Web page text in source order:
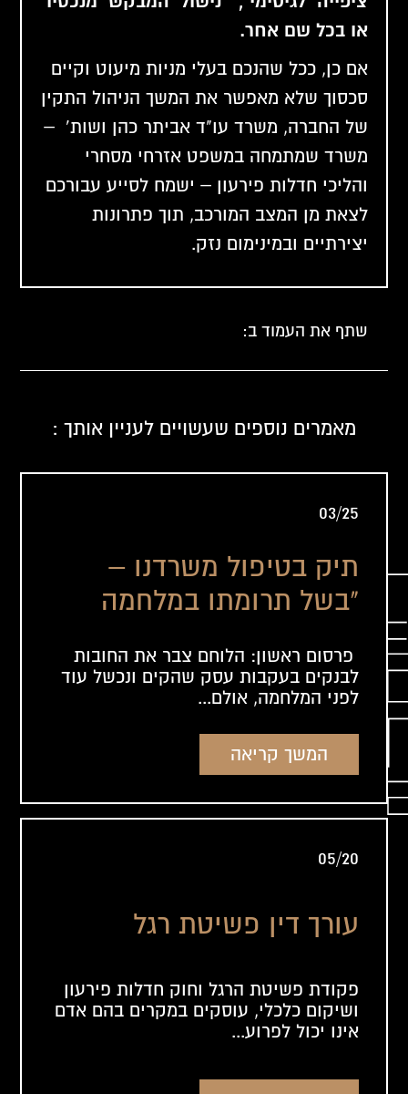
או בכל שם אחר.
אם כן, ככל שהנכם בעלי מניות מיעוט וקיים
סכסוך שלא מאפשר את המשך הניהול התקין
של החברה, משרד עו"ד אביתר כהן ושות' –
משרד שמתמחה במשפט אזרחי מסחרי
והליכי חדלות פירעון – ישמח לסייע עבורכם
לצאת מן המצב המורכב, תוך פתרונות
יצירתיים ובמינימום נזק.
שתף את העמוד ב:
מאמרים נוספים שעשויים לעניין אותך :
03/25
תיק בטיפול משרדנו –
"בשל תרומתו במלחמה
מחק ללוחם חוב של 2
מיליון שקל"
פרסום ראשון: הלוחם צבר את החובות
לבנקים בעקבות עסק שהקים ונכשל עוד
לפני המלחמה, אולם...
המשך קריאה
05/20
עורך דין פשיטת רגל
פקודת פשיטת הרגל וחוק חדלות פירעון
ושיקום כלכלי, עוסקים במקרים בהם אדם
אינו יכול לפרוע...